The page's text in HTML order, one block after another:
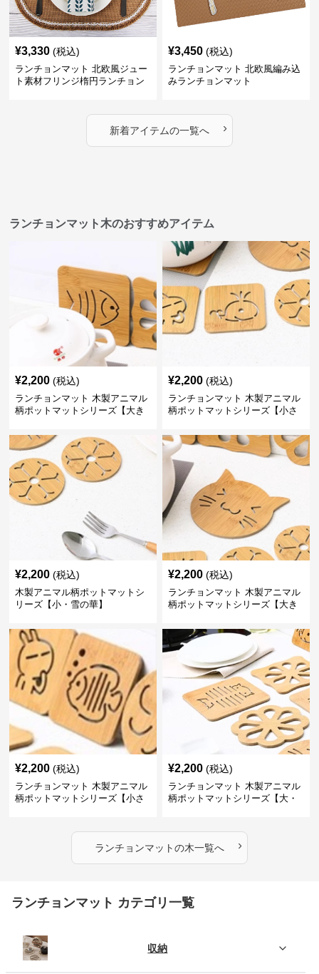
¥3,330 (税込)
ランチョンマット 北欧風ジュー
ト素材フリンジ楕円ランチョン
¥3,450 (税込)
ランチョンマット 北欧風編み込
みランチョンマット
新着アイテムの一覧へ ›
ランチョンマット木のおすすめアイテム
¥2,200 (税込)
ランチョンマット 木製アニマル
柄ポットマットシリーズ【大き
¥2,200 (税込)
ランチョンマット 木製アニマル
柄ポットマットシリーズ【小さ
¥2,200 (税込)
木製アニマル柄ポットマットシ
リーズ【小・雪の華】
¥2,200 (税込)
ランチョンマット 木製アニマル
柄ポットマットシリーズ【大き
¥2,200 (税込)
ランチョンマット 木製アニマル
柄ポットマットシリーズ【小さ
¥2,200 (税込)
ランチョンマット 木製アニマル
柄ポットマットシリーズ【大・
ランチョンマットの木一覧へ ›
ランチョンマット カテゴリ一覧
収納